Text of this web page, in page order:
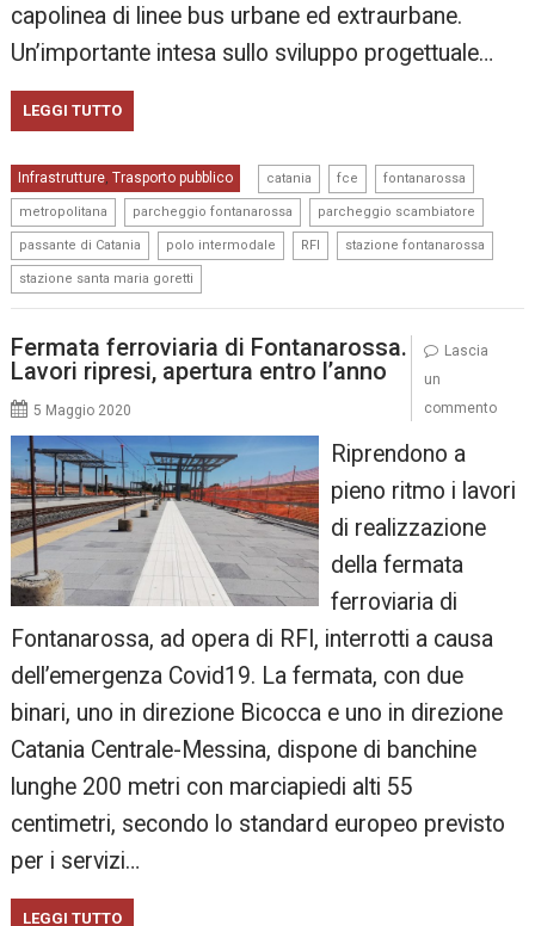
capolinea di linee bus urbane ed extraurbane.
Un’importante intesa sullo sviluppo progettuale…
LEGGI TUTTO
Infrastrutture,Trasporto pubblico catania fce fontanarossa
metropolitana parcheggio fontanarossa parcheggio scambiatore
passante di Catania polo intermodale RFI stazione fontanarossa
stazione santa maria goretti
Fermata ferroviaria di Fontanarossa.
Lavori ripresi, apertura entro l’anno
5 Maggio 2020
Riprendono a
pieno ritmo i lavori
di realizzazione
della fermata
ferroviaria di
Fontanarossa, ad opera di RFI, interrotti a causa
dell’emergenza Covid19. La fermata, con due
binari, uno in direzione Bicocca e uno in direzione
Catania Centrale-Messina, dispone di banchine
lunghe 200 metri con marciapiedi alti 55
centimetri, secondo lo standard europeo previsto
per i servizi…
LEGGI TUTTO
Lascia
un
commento